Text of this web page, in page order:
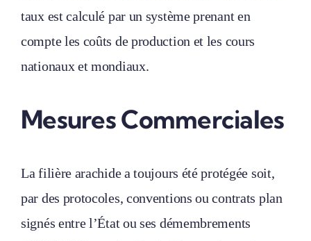
taux est calculé par un système prenant en
compte les coûts de production et les cours
nationaux et mondiaux.
Mesures Commerciales
La filière arachide a toujours été protégée soit,
par des protocoles, conventions ou contrats plan
signés entre l’État ou ses démembrements